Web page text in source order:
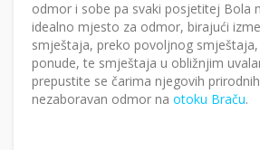
odmor i sobe pa svaki posjetitej Bola
idealno mjesto za odmor, birajući
smještaja, preko povoljnog
ponude, te smještaja u obližnjim
prepustite se čarima njegovih
nezaboravan odmor na otoku Braču.